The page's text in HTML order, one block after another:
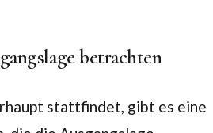
betrachten
stattfindet, gibt es eine